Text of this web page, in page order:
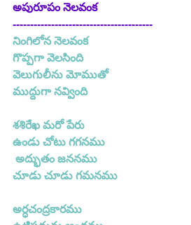
అపురూపం నెలవంక
----------------------------------------
నింగిలోన నెలవంక
గొప్పగా వెలసింది
వెలుగులీను మోముతో
ముద్దుగా నవ్వింది
శశిరేఖ మరో పేరు
ఉండు చోటు గగనము
అద్భుతం జననము
చూడు చూడు గమనము
అర్ధచంద్రకారము